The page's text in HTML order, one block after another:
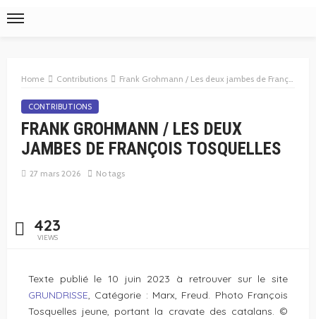
Home Contributions Frank Grohmann / Les deux jambes de François Tosquelles
CONTRIBUTIONS
FRANK GROHMANN / LES DEUX
JAMBES DE FRANÇOIS TOSQUELLES
27 mars 2026 No tags
423
VIEWS
Texte publié le 10 juin 2023 à retrouver sur le site
GRUNDRISSE, Catégorie : Marx, Freud. Photo François
Tosquelles jeune, portant la cravate des catalans. ©